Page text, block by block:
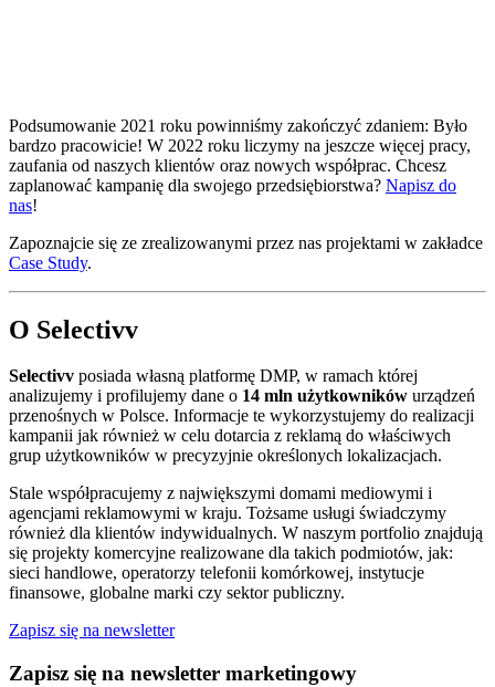
Podsumowanie 2021 roku powinniśmy zakończyć zdaniem: Było
bardzo pracowicie! W 2022 roku liczymy na jeszcze więcej pracy,
zaufania od naszych klientów oraz nowych współprac. Chcesz
zaplanować kampanię dla swojego przedsiębiorstwa? Napisz do
nas!
Zapoznajcie się ze zrealizowanymi przez nas projektami w zakładce
Case Study.
O Selectivv
Selectivv posiada własną platformę DMP, w ramach której
analizujemy i profilujemy dane o 14 mln użytkowników urządzeń
przenośnych w Polsce. Informacje te wykorzystujemy do realizacji
kampanii jak również w celu dotarcia z reklamą do właściwych
grup użytkowników w precyzyjnie określonych lokalizacjach.
Stale współpracujemy z największymi domami mediowymi i
agencjami reklamowymi w kraju. Tożsame usługi świadczymy
również dla klientów indywidualnych. W naszym portfolio znajdują
się projekty komercyjne realizowane dla takich podmiotów, jak:
sieci handlowe, operatorzy telefonii komórkowej, instytucje
finansowe, globalne marki czy sektor publiczny.
Zapisz się na newsletter
Zapisz się na newsletter marketingowy